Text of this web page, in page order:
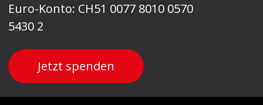
Euro-Konto: CH51 0077 8010 0570
5430 2
Jetzt spenden